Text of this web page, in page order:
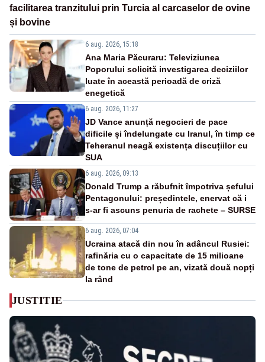
facilitarea tranzitului prin Turcia al carcaselor de ovine
și bovine
6 aug. 2026, 15:18
Ana Maria Păcuraru: Televiziunea
Poporului solicită investigarea deciziilor
luate în această perioadă de criză
enegetică
6 aug. 2026, 11:27
JD Vance anunță negocieri de pace
dificile și îndelungate cu Iranul, în timp ce
Teheranul neagă existența discuțiilor cu
SUA
6 aug. 2026, 09:13
Donald Trump a răbufnit împotriva șefului
Pentagonului: președintele, enervat că i
s-ar fi ascuns penuria de rachete – SURSE
6 aug. 2026, 07:04
Ucraina atacă din nou în adâncul Rusiei:
rafinăria cu o capacitate de 15 milioane
de tone de petrol pe an, vizată două nopți
la rând
JUSTITIE